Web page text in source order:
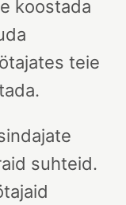
koostada
teie
suhteid.